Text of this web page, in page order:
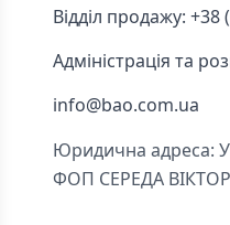
Відділ продажу: +38
Адміністрація та
info@bao.com.ua
Юридична адреса:
ФОП СЕРЕДА